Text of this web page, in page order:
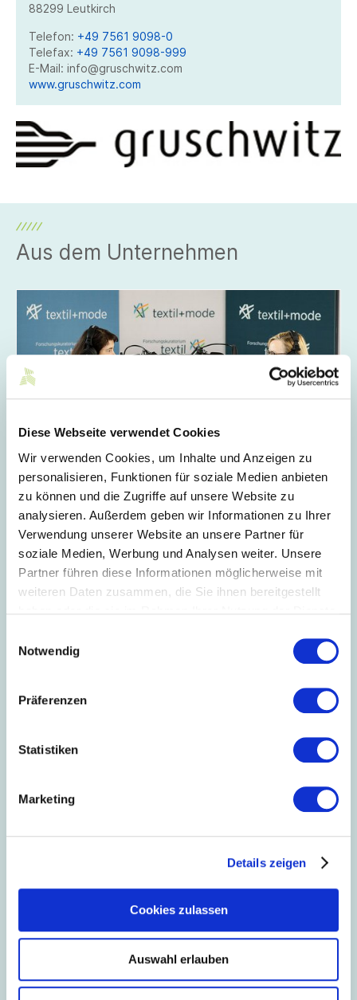
Diese Webseite verwendet Cookies
Wir verwenden Cookies, um Inhalte und Anzeigen zu
personalisieren, Funktionen für soziale Medien anbieten
zu können und die Zugriffe auf unsere Website zu
analysieren. Außerdem geben wir Informationen zu Ihrer
Verwendung unserer Website an unsere Partner für
soziale Medien, Werbung und Analysen weiter. Unsere
Partner führen diese Informationen möglicherweise mit
weiteren Daten zusammen, die Sie ihnen bereitgestellt
Notwendig
Präferenzen
Statistiken
Marketing
Details zeigen
Cookies zulassen
Auswahl erlauben
88299 Leutkirch
Telefon: +49 7561 9098-0
Telefax: +49 7561 9098-999
E-Mail: info@gruschwitz.com
www.gruschwitz.com
Aus dem Unternehmen
28.10.2021 // Innovation + Nachhaltigkeit
Vorgespult
Textil vernetzt gibt mit einem neuen Podcast Einblicke
in die Digitalisierungsprozesse von Unternehmen. In der
ersten Folge ist Ditmar Schultschik, CEO der Gruschwitz
Textilwerke, zu Gast.
erste erfolgreich abgeschlossene Projekt mit der
Gruschwitz Textilwerke AG berichten. Die Erfolgsstory